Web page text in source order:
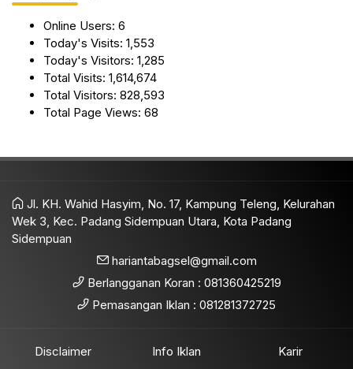
Online Users: 6
Today's Visits: 1,553
Today's Visitors: 1,285
Total Visits: 1,614,674
Total Visitors: 828,593
Total Page Views: 68
Jl. KH. Wahid Hasyim, No. 17, Kampung Teleng, Kelurahan
Wek 3, Kec. Padang Sidempuan Utara, Kota Padang
Sidempuan
hariantabagsel@gmail.com
Berlangganan Koran : 081360425219
Pemasangan Iklan : 081281372725
Disclaimer
Info Iklan
Karir